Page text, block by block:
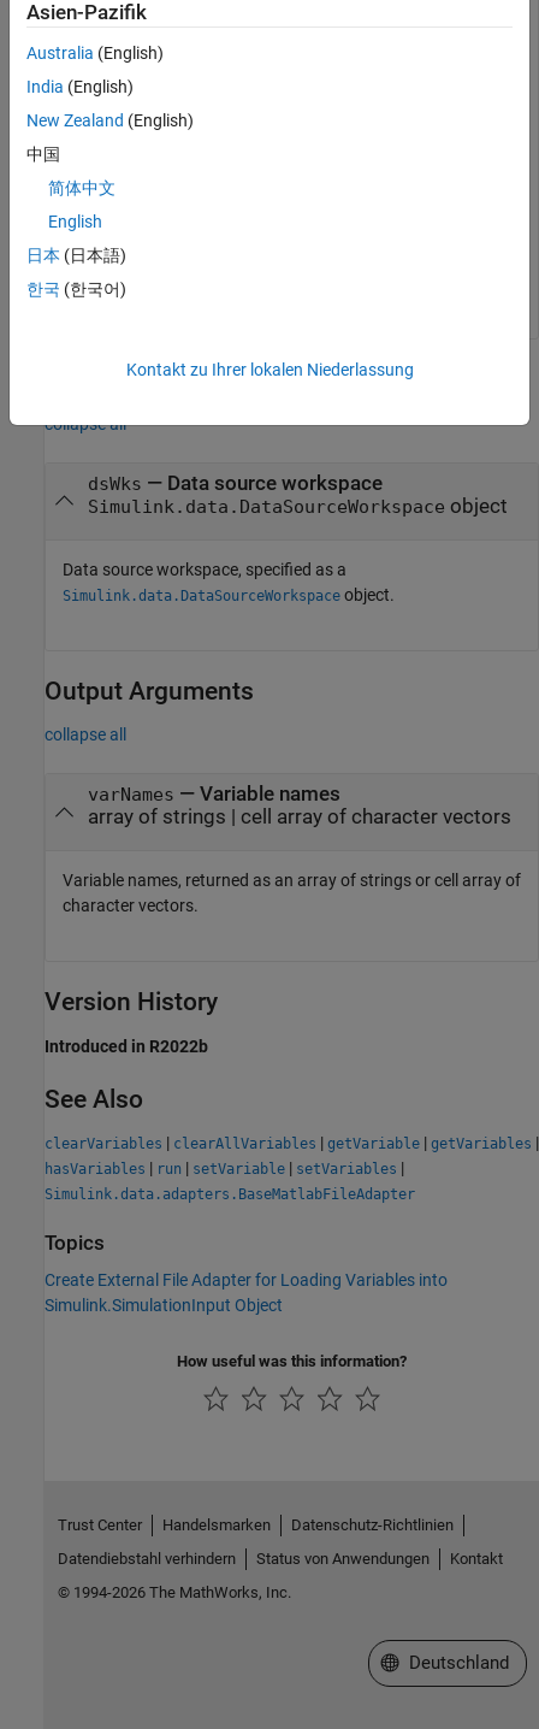
vars
vars
    "b"
    "c"
    "d"
    "e"
Input Arguments
collapse all
dsWks — Data source workspace
Simulink.data.DataSourceWorkspace object
Data source workspace, specified as a
Simulink.data.DataSourceWorkspace object.
Output Arguments
collapse all
varNames — Variable names
array of strings | cell array of character vectors
Variable names, returned as an array of strings or cell array of
character vectors.
Version History
Introduced in R2022b
See Also
clearVariables | clearAllVariables | getVariable | getVariables |
hasVariables | run | setVariable | setVariables |
Simulink.data.adapters.BaseMatlabFileAdapter
Topics
Create External File Adapter for Loading Variables into
Simulink.SimulationInput Object
How useful was this information?
Asien-Pazifik
Australia (English)
India (English)
New Zealand (English)
中国
简体中文
English
日本 (日本語)
한국 (한국어)
Kontakt zu Ihrer lokalen Niederlassung
Trust Center Handelsmarken
Datenschutz-Richtlinien
Datendiebstahl verhindern
Status von Anwendungen
Kontakt
© 1994-2026 The MathWorks, Inc.
Website auswählen
Deutschland